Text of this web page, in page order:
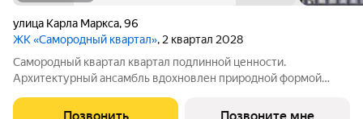
улица Карла Маркса,96
ЖК «Самородный квартал», 2 квартал 2028
Самородный квартал квартал подлинной ценности.
Архитектурный ансамбль вдохновлен природной формой
геометрией фасадов. Внутренний двор и места общего